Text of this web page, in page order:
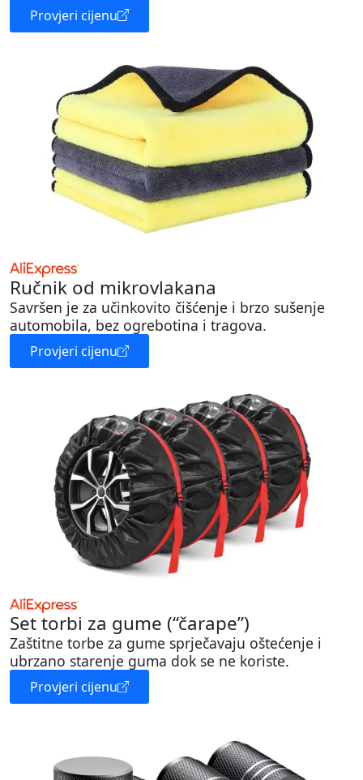
Provjeri cijenu
Ručnik od mikrovlakana
Savršen je za učinkovito čišćenje i brzo sušenje
automobila, bez ogrebotina i tragova.
Provjeri cijenu
Set torbi za gume (“čarape”)
Zaštitne torbe za gume sprječavaju oštećenje i
ubrzano starenje guma dok se ne koriste.
Provjeri cijenu